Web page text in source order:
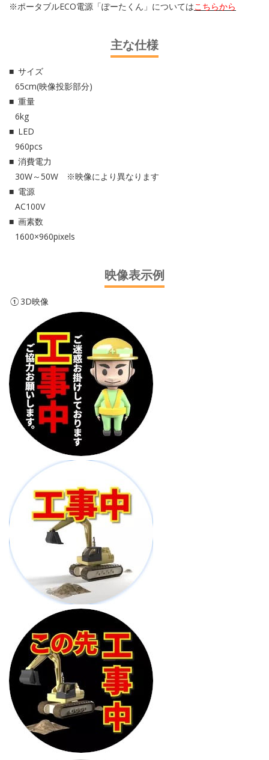
※ポータブルECO電源「ぽーたくん」についてはこちらから
主な仕様
サイズ
65cm(映像投影部分)
重量
6kg
LED
960pcs
消費電力
30W～50W ※映像により異なります
電源
AC100V
画素数
1600×960pixels
映像表示例
①3D映像